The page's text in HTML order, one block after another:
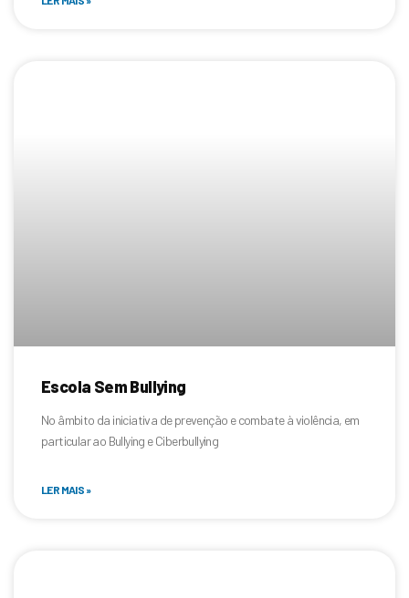
Escola Sem Bullying
No âmbito da iniciativa de prevenção e combate à violência, em
particular ao Bullying e Ciberbullying
LER MAIS »